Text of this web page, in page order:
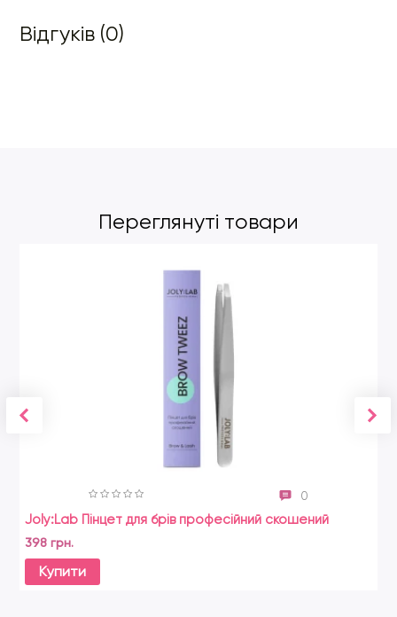
Відгуків (0)
Переглянуті товари
0
Joly:Lab Пінцет для брів професійний скошений
398 грн.
Купити